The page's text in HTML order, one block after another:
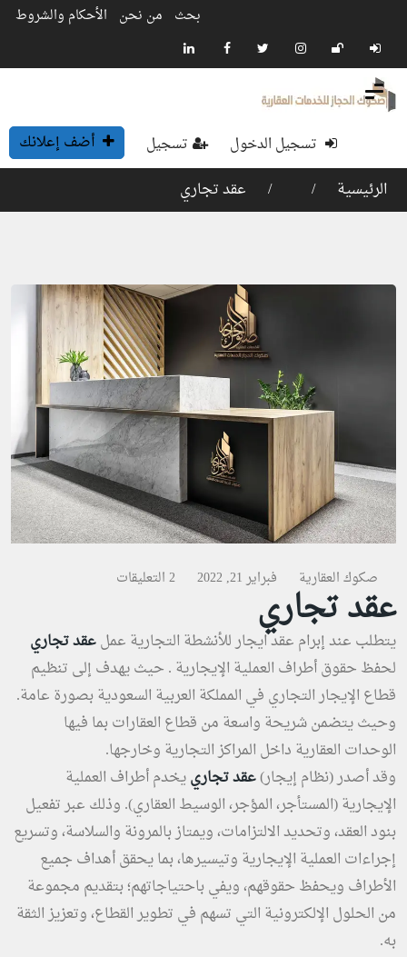
بحث من نحن الأحكام والشروط
تسجيل الدخول تسجيل
أضف إعلانك
الرئيسية
عقد تجاري
صكوك العقارية فبراير 21, 2022 2 التعليقات
عقد تجاري
يتطلب عند إبرام عقد ايجار للأنشطة التجارية عملعقد تجاري
لحفظ حقوق أطراف العملية الإيجارية . حيث يهدف إلى تنظيم
قطاع الإيجار التجاري في المملكة العربية السعودية بصورة عامة.
وحيث يتضمن شريحة واسعة من قطاع العقارات بما فيها
الوحدات العقارية داخل المراكز التجارية وخارجها.
وقد أصدر (نظام إيجار)عقد تجارييخدم أطراف العملية
الإيجارية (المستأجر، المؤجر، الوسيط العقاري). وذلك عبر تفعيل
بنود العقد، وتحديد الالتزامات، ويمتاز بالمرونة والسلاسة، وتسريع
إجراءات العملية الإيجارية وتيسيرها، بما يحقق أهداف جميع
الأطراف ويحفظ حقوقهم، ويفي باحتياجاتهم؛ بتقديم مجموعة
من الحلول الإلكترونية التي تسهم في تطوير القطاع، وتعزيز الثقة
به.